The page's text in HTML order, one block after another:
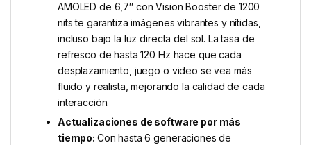
AMOLED de 6,7″ con Vision Booster de 1200
nits te garantiza imágenes vibrantes y nítidas,
incluso bajo la luz directa del sol. La tasa de
refresco de hasta 120 Hz hace que cada
desplazamiento, juego o video se vea más
fluido y realista, mejorando la calidad de cada
interacción.
Actualizaciones de software por más
tiempo: Con hasta 6 generaciones de